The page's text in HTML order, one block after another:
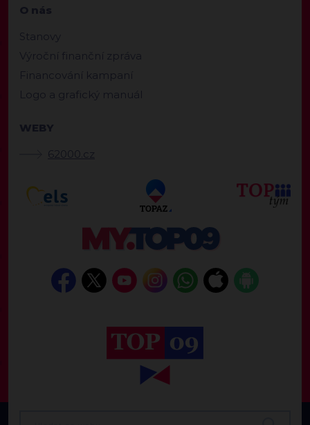
O nás
Stanovy
Výroční finanční zpráva
Financování kampaní
Logo a grafický manuál
WEBY
62000.cz